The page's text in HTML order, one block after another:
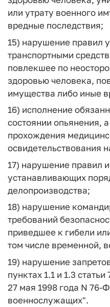
или утрату военного
вредные последствия;
15) нарушение правил
транспортными
повлекшее по
здоровью человека,
имущества либо иные
16) исполнение
состоянии опьянения,
прохождения
освидетельствования
17) нарушение правил
устанавливающих
делопроизводства;
18) нарушение
требований
приведшее к гибели
том числе временной,
19) нарушение
пунктах 1.1 и 1.3
27 мая 1998 года N 76-
военнослужащих".